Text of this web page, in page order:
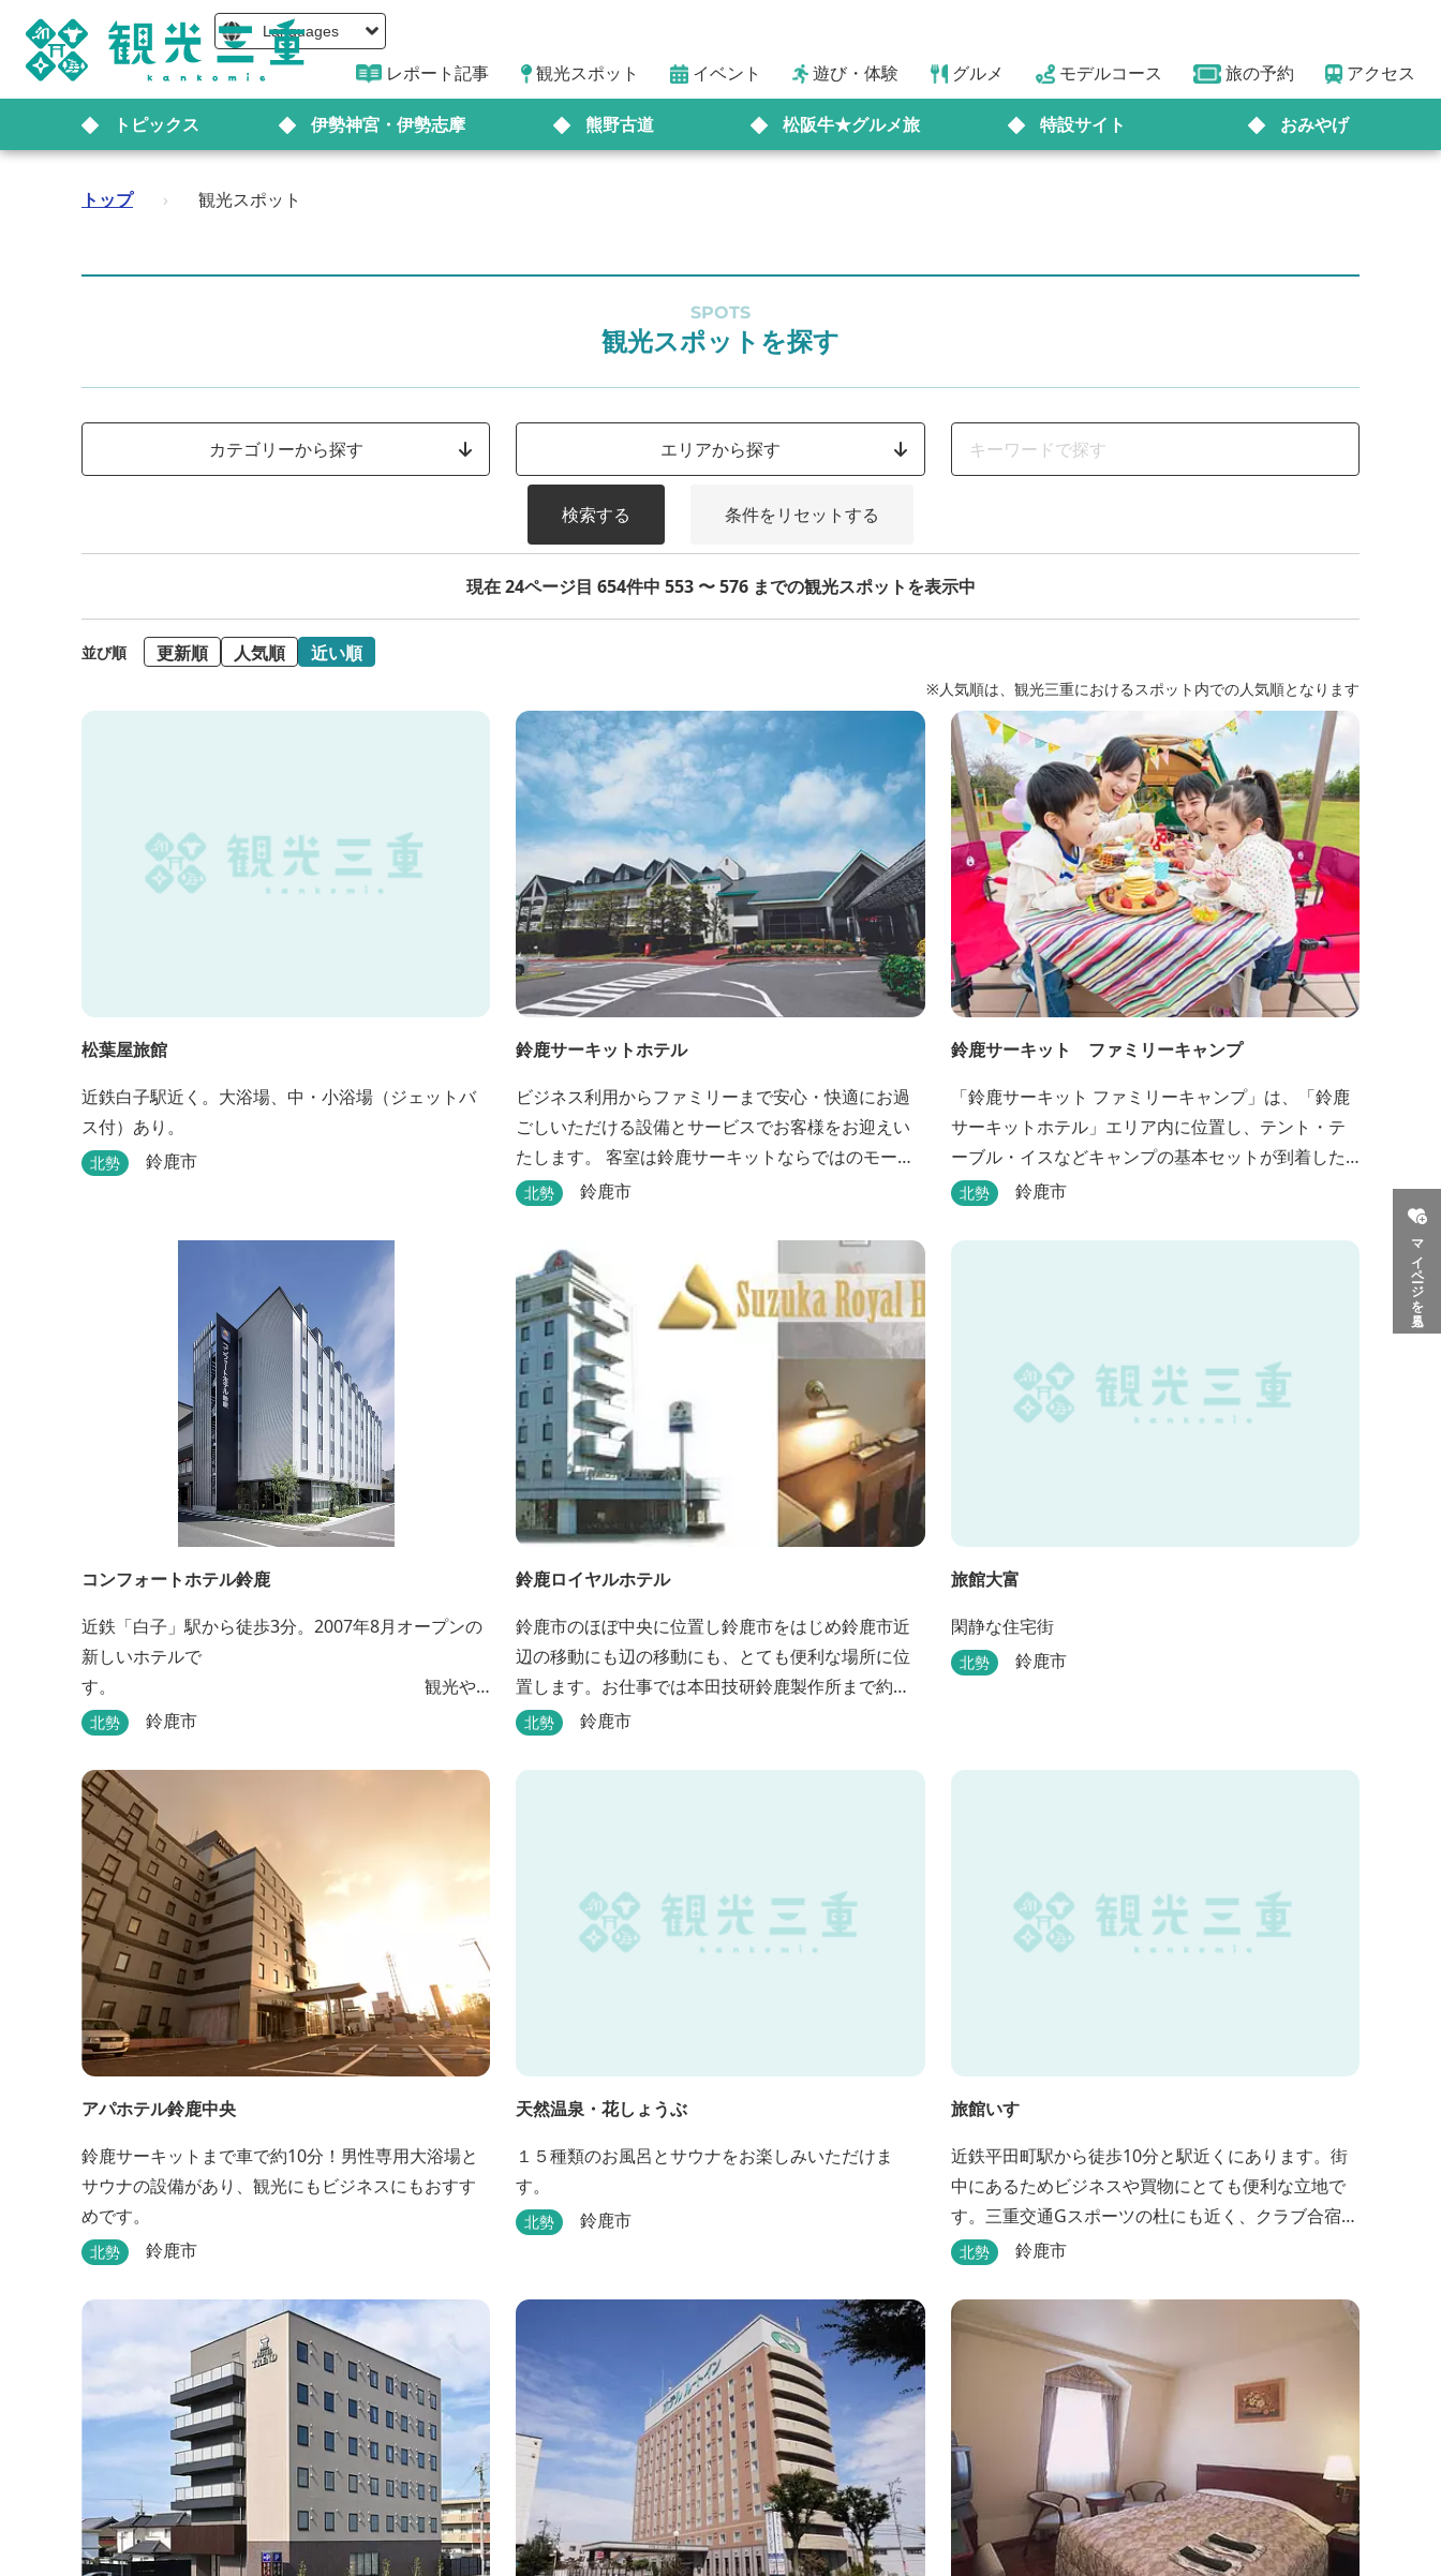
Languages
レポート記事 観光スポット イベント 遊び・体験 グルメ モデルコース 旅の予約 アクセス
トピックス 伊勢神宮・伊勢志摩 熊野古道 松阪牛★グルメ旅 特設サイト おみやげ
マイページを見る
トップ › 観光スポット
SPOTS
観光スポットを探す
カテゴリーから探す エリアから探す
検索する 条件をリセットする
現在 24ページ目 654件中 553 〜 576 までの観光スポットを表示中
並び順 更新順 人気順 近い順
※人気順は、観光三重におけるスポット内での人気順となります
松葉屋旅館
近鉄白子駅近く。大浴場、中・小浴場（ジェットバ
ス付）あり。
北勢 鈴鹿市
鈴鹿サーキットホテル
ビジネス利用からファミリーまで安心・快適にお過
ごしいただける設備とサービスでお客様をお迎えい
たします。 客室は鈴鹿サーキットならではのモータ
スポーツの歴史を感じられる『THE MAIN』をはじ
しいこだわりの詰まった「サーキット キッズルー
ム」「コチラファミリールーム」など様々なコンセ
プトルームをご用意しています。 また、お子さま連
れでも安心し...
北勢 鈴鹿市
鈴鹿サーキット ファミリーキャンプ
「鈴鹿サーキット ファミリーキャンプ」は、「鈴鹿
サーキットホテル」エリア内に位置し、テント・テ
ーブル・イスなどキャンプの基本セットが到着した
時点ですべて設置されているウッドデッキサイトの
整ったキャンプ場です。 さらに、手ぶらでキャンプ
北勢 鈴鹿市
コンフォートホテル鈴鹿
近鉄「白子」駅から徒歩3分。2007年8月オープンの
新しいホテルで
す。 観光や
ビジネスの拠点としてご利用頂けます。 ●朝食無料
●バリアフリー対応のユニバーサルルームあり●
北勢 鈴鹿市
鈴鹿ロイヤルホテル
鈴鹿市のほぼ中央に位置し鈴鹿市をはじめ鈴鹿市近
辺の移動にも辺の移動にも、とても便利な場所に位
置します。お仕事では本田技研鈴鹿製作所まで約
500m、行楽では鈴鹿サーキット様まで約1,3キロ、
ロととても近い場所にあります。亀山市へのアクセ
北勢 鈴鹿市
旅館大富
閑静な住宅街
北勢 鈴鹿市
アパホテル鈴鹿中央
鈴鹿サーキットまで車で約10分！男性専用大浴場と
サウナの設備があり、観光にもビジネスにもおすす
めです。
北勢 鈴鹿市
天然温泉・花しょうぶ
１５種類のお風呂とサウナをお楽しみいただけま
す。
北勢 鈴鹿市
旅館いすゞ
近鉄平田町駅から徒歩10分と駅近くにあります。街
中にあるためビジネスや買物にとても便利な立地で
す。三重交通Gスポーツの杜にも近く、クラブ合宿な
どに最適です。
北勢 鈴鹿市